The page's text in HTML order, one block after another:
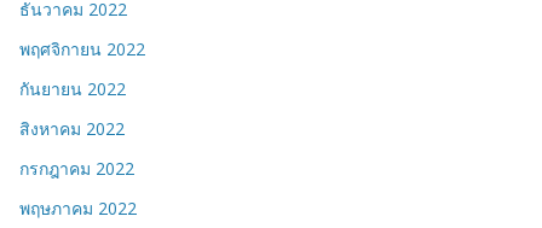
ธันวาคม 2022
พฤศจิกายน 2022
กันยายน 2022
สิงหาคม 2022
กรกฎาคม 2022
พฤษภาคม 2022